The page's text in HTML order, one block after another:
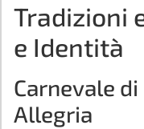
Tradizioni
e Identità
Carnevale
Allegria